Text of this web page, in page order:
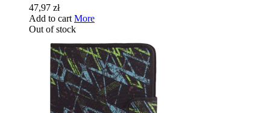
47,97 zł
Add to cart More
Out of stock